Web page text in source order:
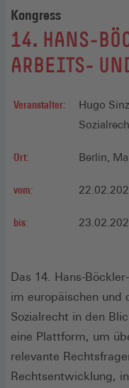
Kongress
:
14. HANS-
ARBEITS-
Veranstalter:
Hugo
Ort: Berlin,
vom:
bis:
Das 14. Hans-
im europäischen und
Sozialrecht in den
eine Plattform, um
relevante
Rechtsentwicklung,